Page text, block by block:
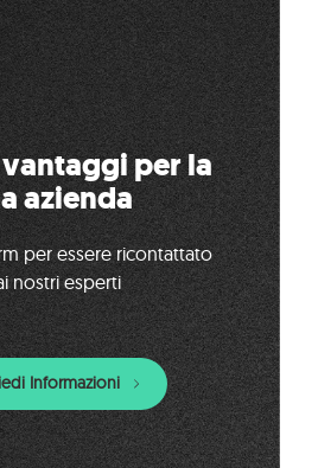
per la
azienda
per essere ricontattato
nostri esperti
Informazioni